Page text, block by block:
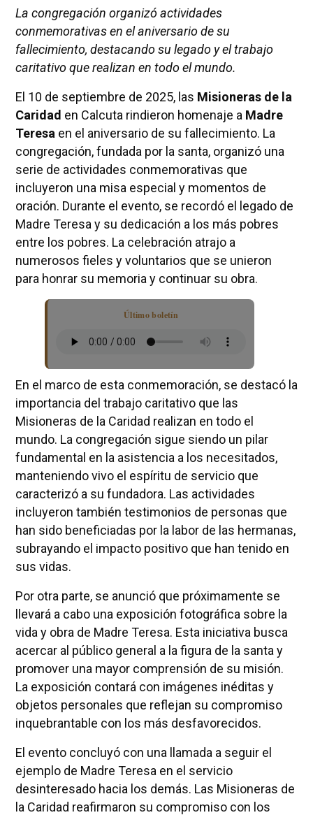
La congregación organizó actividades
conmemorativas en el aniversario de su
fallecimiento, destacando su legado y el trabajo
caritativo que realizan en todo el mundo.
El 10 de septiembre de 2025, las Misioneras de la
Caridad en Calcuta rindieron homenaje a Madre
Teresa en el aniversario de su fallecimiento. La
congregación, fundada por la santa, organizó una
serie de actividades conmemorativas que
incluyeron una misa especial y momentos de
oración. Durante el evento, se recordó el legado de
Madre Teresa y su dedicación a los más pobres
entre los pobres. La celebración atrajo a
numerosos fieles y voluntarios que se unieron
para honrar su memoria y continuar su obra.
Último boletín
En el marco de esta conmemoración, se destacó la
importancia del trabajo caritativo que las
Misioneras de la Caridad realizan en todo el
mundo. La congregación sigue siendo un pilar
fundamental en la asistencia a los necesitados,
manteniendo vivo el espíritu de servicio que
caracterizó a su fundadora. Las actividades
incluyeron también testimonios de personas que
han sido beneficiadas por la labor de las hermanas,
subrayando el impacto positivo que han tenido en
sus vidas.
Por otra parte, se anunció que próximamente se
llevará a cabo una exposición fotográfica sobre la
vida y obra de Madre Teresa. Esta iniciativa busca
acercar al público general a la figura de la santa y
promover una mayor comprensión de su misión.
La exposición contará con imágenes inéditas y
objetos personales que reflejan su compromiso
inquebrantable con los más desfavorecidos.
El evento concluyó con una llamada a seguir el
ejemplo de Madre Teresa en el servicio
desinteresado hacia los demás. Las Misioneras de
la Caridad reafirmaron su compromiso con los